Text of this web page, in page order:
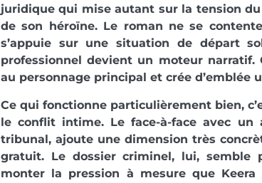
juridique qui mise autant sur la tension
de son héroïne. Le roman ne se
s’appuie sur une situation de départ
professionnel devient un moteur
au personnage principal et crée d’emblée
Ce qui fonctionne particulièrement bien,
le conflit intime. Le face-à-face avec un
tribunal, ajoute une dimension très
gratuit. Le dossier criminel, lui,
monter la pression à mesure que